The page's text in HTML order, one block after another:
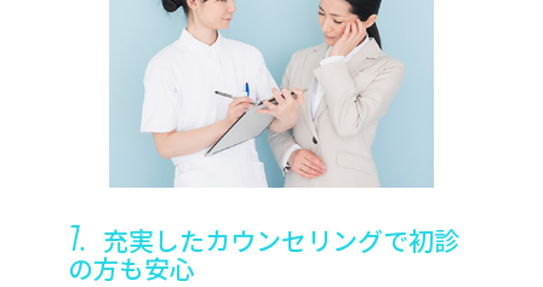
1. 充実したカウンセリングで初診
の方も安心